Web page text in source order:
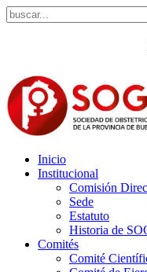
Inicio
Institucional
Comisión
Sede
Estatuto
Historia de
Comités
Comité